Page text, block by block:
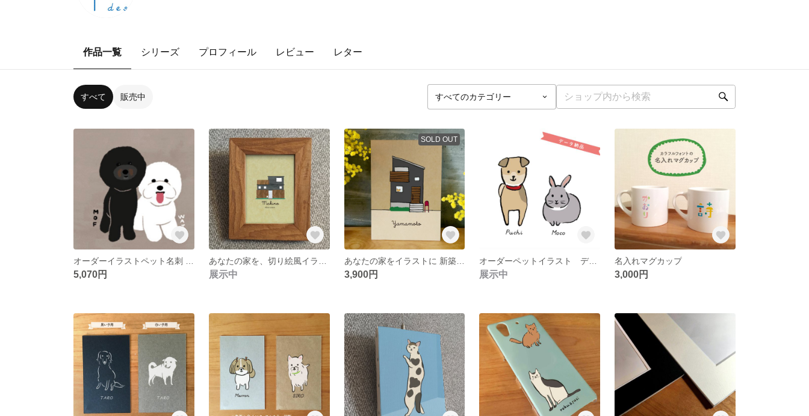
作品一覧 シリーズ プロフィール レビュー レター
すべて 販売中
5,070円 展示中
SOLD OUT
あなたの家をイラストに 新築記念
3,900円
オーダーペットイラスト データ納品
展示中
名入れマグカップ
3,000円